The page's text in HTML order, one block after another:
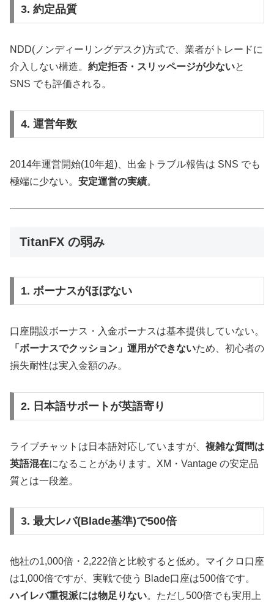
3. 約定品質
NDD(ノンディーリングデスク)方式で、業者がトレードに
介入しない構造。 約定拒否・スリッページが少ないと
SNS でも評価される。
4. 運営年数
2014年運営開始(10年超)、出金トラブル報告は SNS でも
極端に少ない。 安定運営の実績。
TitanFX の弱み
1. ボーナスがほぼない
口座開設ボーナス・入金ボーナスは基本提供していない。
「ボーナスでクッション」運用ができないため、初心者の
損失耐性は実入金額のみ。
2. 日本語サポートが英語寄り
ライブチャットは日本語対応していますが、 複雑な質問は
英語混在になることがあります。XM・Vantage の安定品
質とは一段差。
3. 最大レバ(Blade基準)で500倍
他社の1,000倍・2,222倍と比較すると低め。マイクロ口座
は1,000倍ですが、実戦で使う Blade口座は500倍です。
ハイレバ重視派には物足りない。ただし500倍でも実用上